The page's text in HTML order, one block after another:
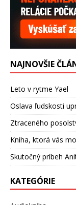
NAJNOVŠIE
Leto v rytme Yael
Oslava ľudskosti
Ztraceného
Kniha, ktorá vás
Skutočný príbeh
KATEGÓRIE